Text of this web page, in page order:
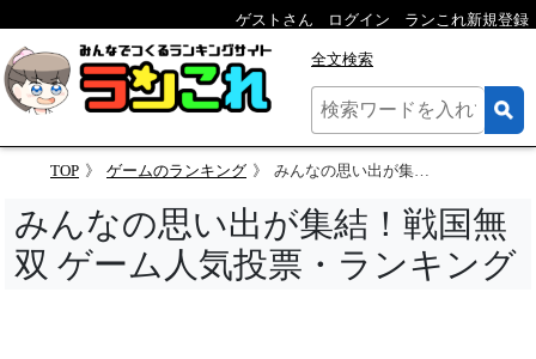
ゲストさん ログイン ランこれ新規登録
全文検索
TOP ゲームのランキング みんなの思い出が集結！戦国無双 ゲーム人気投票・ランキング
みんなの思い出が集結！戦国無
双 ゲーム人気投票・ランキング